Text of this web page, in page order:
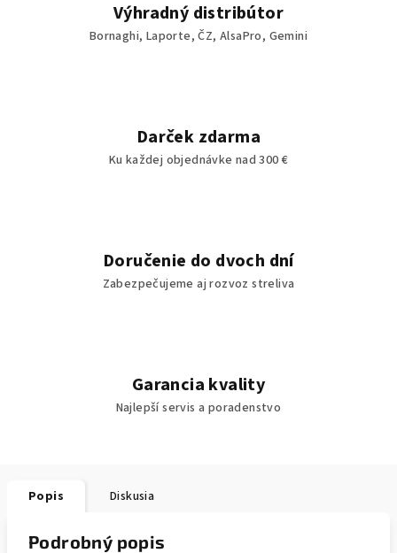
Výhradný distribútor
Bornaghi, Laporte, ČZ, AlsaPro, Gemini
Darček zdarma
Ku každej objednávke nad 300 €
Doručenie do dvoch dní
Zabezpečujeme aj rozvoz streliva
Garancia kvality
Najlepší servis a poradenstvo
Popis Diskusia
Podrobný popis